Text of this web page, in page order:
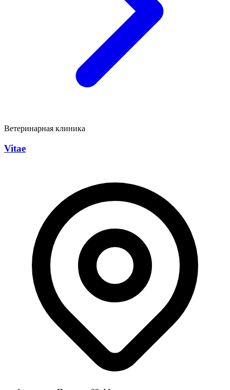
Ветеринарная клиника
Vitae